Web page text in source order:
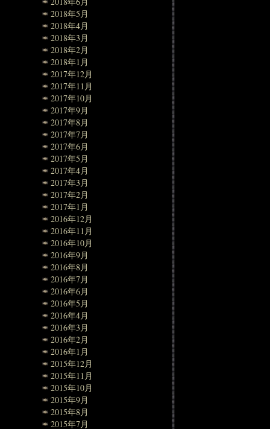
2018年5月
2018年4月
2018年3月
2018年2月
2018年1月
2017年12月
2017年11月
2017年10月
2017年9月
2017年8月
2017年7月
2017年6月
2017年5月
2017年4月
2017年3月
2017年2月
2017年1月
2016年12月
2016年11月
2016年10月
2016年9月
2016年8月
2016年7月
2016年6月
2016年5月
2016年4月
2016年3月
2016年2月
2016年1月
2015年12月
2015年11月
2015年10月
2015年9月
2015年8月
2015年7月